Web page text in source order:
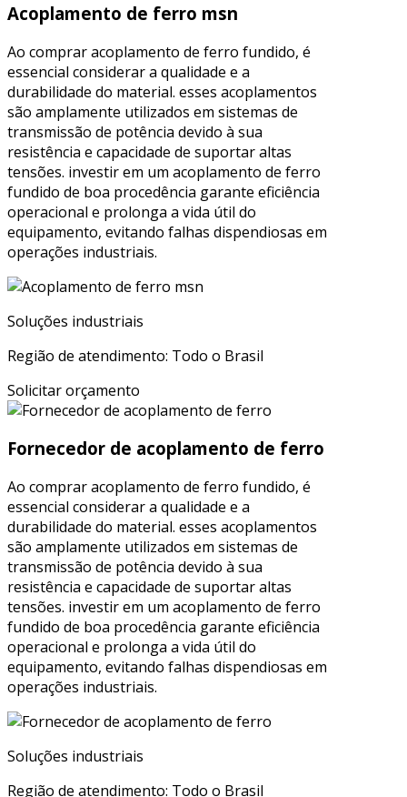
Acoplamento de ferro msn
Ao comprar acoplamento de ferro fundido, é
essencial considerar a qualidade e a
durabilidade do material. esses acoplamentos
são amplamente utilizados em sistemas de
transmissão de potência devido à sua
resistência e capacidade de suportar altas
tensões. investir em um acoplamento de ferro
fundido de boa procedência garante eficiência
operacional e prolonga a vida útil do
equipamento, evitando falhas dispendiosas em
operações industriais.
Soluções industriais
Região de atendimento: Todo o Brasil
Solicitar orçamento
Fornecedor de acoplamento de ferro
Ao comprar acoplamento de ferro fundido, é
essencial considerar a qualidade e a
durabilidade do material. esses acoplamentos
são amplamente utilizados em sistemas de
transmissão de potência devido à sua
resistência e capacidade de suportar altas
tensões. investir em um acoplamento de ferro
fundido de boa procedência garante eficiência
operacional e prolonga a vida útil do
equipamento, evitando falhas dispendiosas em
operações industriais.
Soluções industriais
Região de atendimento: Todo o Brasil